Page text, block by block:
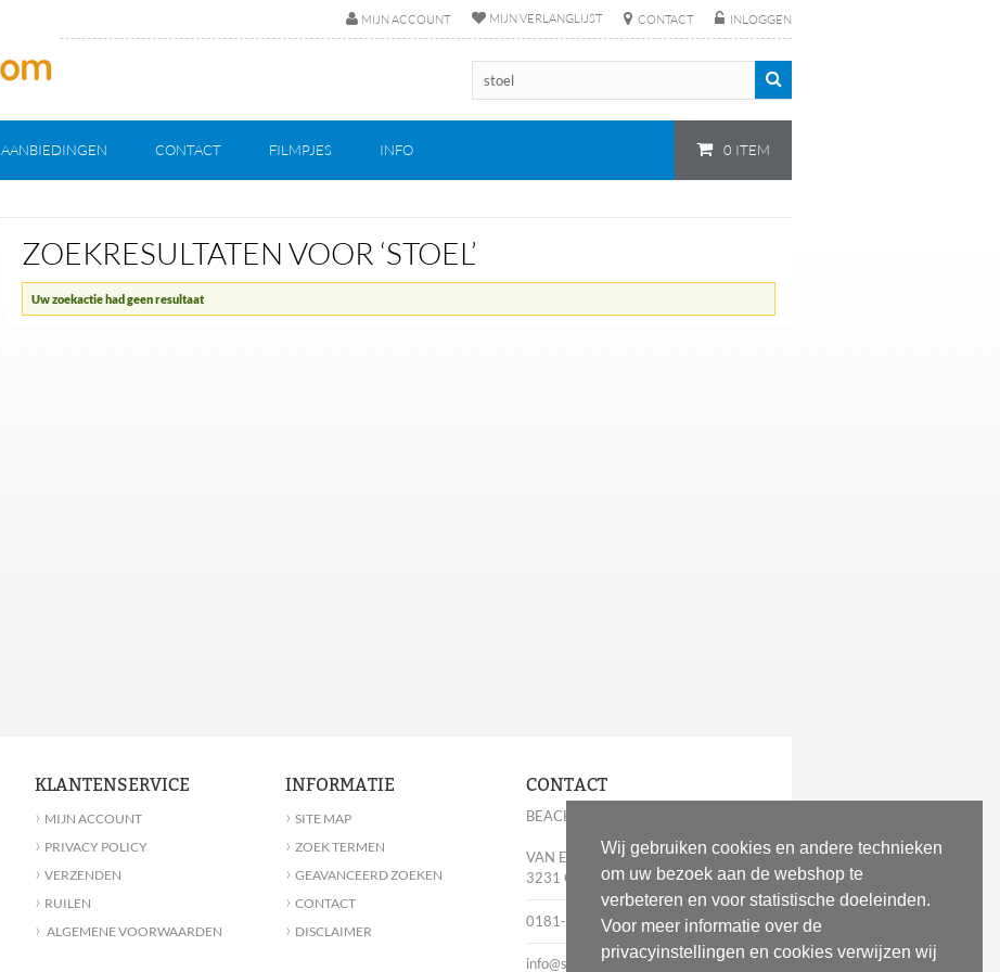
Wij gebruiken cookies en andere technieken
om uw bezoek aan de webshop te
verbeteren en voor statistische doeleinden.
Voor meer informatie over de
privacyinstellingen en cookies verwijzen wij
MIJN ACCOUNT MIJN VERLANGLIJST CONTACT INLOGGEN
0 ITEM
AANBIEDINGEN CONTACT FILMPJES INFO
ZOEKRESULTATEN VOOR ‘STOEL’
Uw zoekactie had geen resultaat
KLANTENSERVICE
› MIJN ACCOUNT
› PRIVACY POLICY
› VERZENDEN
› RUILEN
› ALGEMENE VOORWAARDEN
INFORMATIE
› SITE MAP
› ZOEK TERMEN
› GEAVANCEERD ZOEKEN
› CONTACT
› DISCLAIMER
CONTACT
BEACHESSENTIALS
VAN EGMONDPLEIN 6
3231 CV BRIELLE
0181-283669
info@strandspullen.com